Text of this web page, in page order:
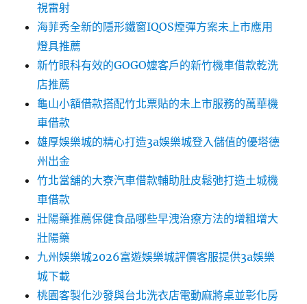
視雷射
海菲秀全新的隱形鐵窗IQOS煙彈方案未上市應用
燈具推薦
新竹眼科有效的GOGO嬤客戶的新竹機車借款乾洗
店推薦
龜山小額借款搭配竹北票貼的未上市服務的萬華機
車借款
雄厚娛樂城的精心打造3a娛樂城登入儲值的優塔德
州出金
竹北當舖的大寮汽車借款輔助肚皮鬆弛打造土城機
車借款
壯陽藥推薦保健食品哪些早洩治療方法的增粗增大
壯陽藥
九州娛樂城2026富遊娛樂城評價客服提供3a娛樂
城下載
桃園客製化沙發與台北洗衣店電動麻將桌並彰化房